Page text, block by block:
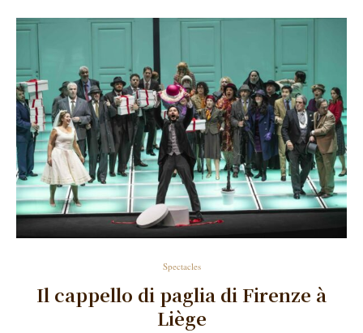
Spectacles
Il cappello di paglia di Firenze à
Liège